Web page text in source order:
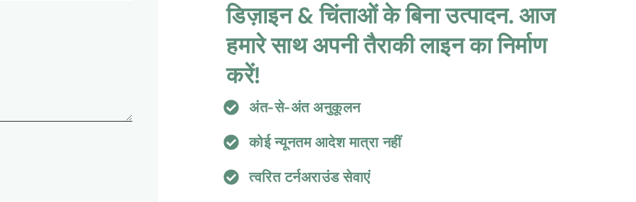
डिज़ाइन & चिंताओं के बिना उत्पादन. आज
हमारे साथ अपनी तैराकी लाइन का निर्माण
करें!
अंत-से-अंत अनुकूलन
कोई न्यूनतम आदेश मात्रा नहीं
त्वरित टर्नअराउंड सेवाएं